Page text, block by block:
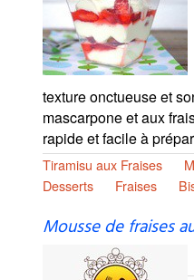
texture onctueuse et
mascarpone et aux
rapide et facile à
Tiramisu aux Fraises
Desserts
Fraises
Mousse de fraises